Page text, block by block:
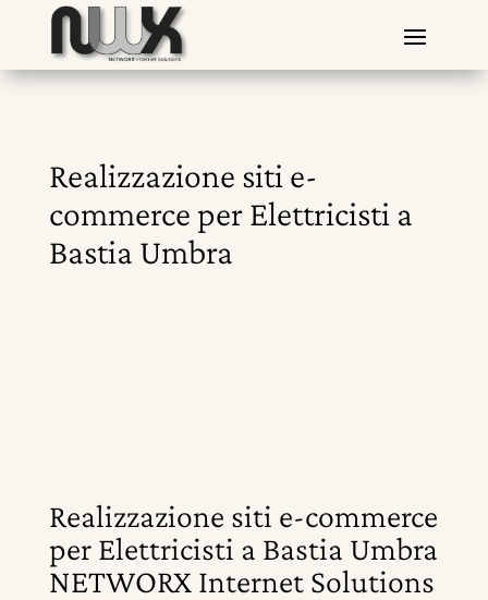
Realizzazione siti e-
commerce per Elettricisti a
Bastia Umbra
Realizzazione siti e-commerce
per Elettricisti a Bastia Umbra
NETWORX Internet Solutions